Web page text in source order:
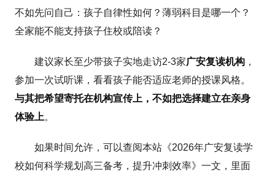
不如先问自己：孩子自律性如何？薄弱科目是哪一个？
全家能不能支持孩子住校或陪读？
建议家长至少带孩子实地走访2-3家广安复读机构 ，
参加一次试听课，看看孩子能否适应老师的授课风格。
与其把希望寄托在机构宣传上，不如把选择建立在亲身
体验上。
如果时间允许，可以查阅本站《2026年广安复读学
校如何科学规划高三备考，提升冲刺效率》一文，里面